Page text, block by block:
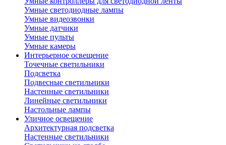
Умные светодиодные лампы
Умные видеозвонки
Умные датчики
Умные пульты
Умные камеры
Интерьерное освещение
Точечные светильники
Подсветка
Подвесные светильники
Настенные светильники
Линейные светильники
Настольные лампы
Уличное освещение
Архитектурная подсветка
Настенные светильники